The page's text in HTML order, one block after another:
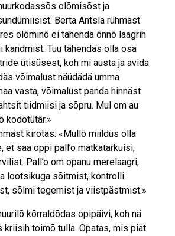
olõmisõst ja
Berta Antsla rühmäst
olõminõ ei tähendä õnnõ laagrih
kandmist. Tuu tähendäs olla osa
ütisüsest, koh mi austa ja avida
võimalust näüdädä umma
vasta, võimalust panda hinnäst
tiidmiisi ja sõpru. Mul om au
kodotütär.»
kirotas: «Mullõ miildüs olla
et saa oppi pall’o matkatarkuisi,
Pall’o om opanu mere­laagri,
lootsikuga sõitmist, kontrolli
sõlmi tegemist ja viistpästmist.»
kõrraldõdas opipäivi, koh nä
kriisih toimõ tulla. Opatas, mis piät